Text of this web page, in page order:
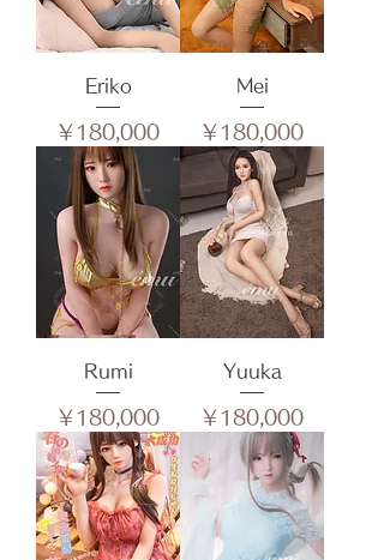
Eriko
価格
￥180,000
Mei
価格
￥180,000
Rumi
価格
￥180,000
Yuuka
価格
￥180,000